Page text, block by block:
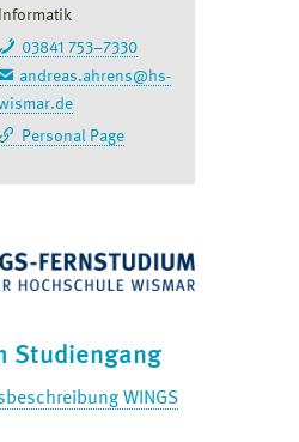
Informatik
03841 753–7330
andreas.ahrens@hs-
Personal Page
Studiengang
WINGS